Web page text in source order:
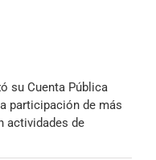
su Cuenta Pública
participación de más
actividades de